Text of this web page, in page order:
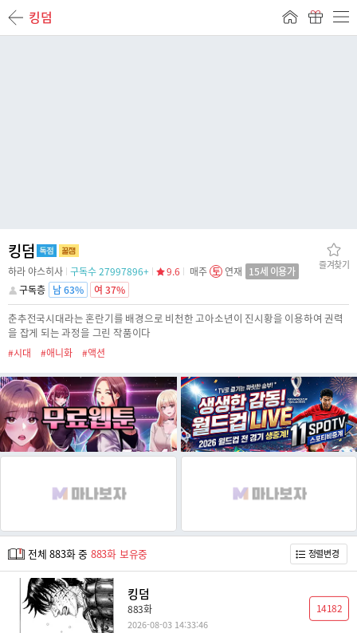
킹덤
즐겨찾기
킹덤
하라 야스히사 구독수 27997896+ 9.6 매주 토 연재 15세 이용가
구독층 남 63% 여 37%
춘추전국시대라는 혼란기를 배경으로 비천한 고아소년이 진시황을 이용하여 권력
을 잡게 되는 과정을 그린 작품이다
#시대 #애니화 #액션
전체 883화 중 883화 보유중 정렬변경
킹덤
883화
2026-08-03 14:33:46
14182